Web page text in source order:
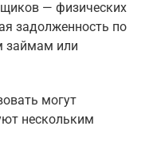
— физических
задолженность по
займам или
могут
нескольким